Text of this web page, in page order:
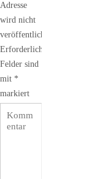
Adresse
wird nicht
veröffentlicht.
Erforderliche
Felder sind
mit *
markiert